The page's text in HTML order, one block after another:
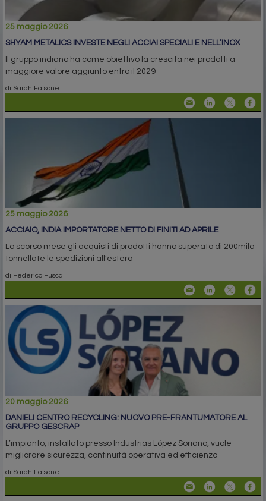
25 maggio 2026
SHYAM METALICS INVESTE NEGLI ACCIAI SPECIALI E NELL’INOX
Il gruppo indiano ha come obiettivo la crescita nei prodotti a
maggiore valore aggiunto entro il 2029
di Sarah Falsone
25 maggio 2026
ACCIAIO, INDIA IMPORTATORE NETTO DI FINITI AD APRILE
Lo scorso mese gli acquisti di prodotti hanno superato di 200mila
tonnellate le spedizioni all'estero
di Federico Fusca
20 maggio 2026
DANIELI CENTRO RECYCLING: NUOVO PRE-FRANTUMATORE AL
GRUPPO GESCRAP
L’impianto, installato presso Industrias López Soriano, vuole
migliorare sicurezza, continuità operativa ed efficienza
di Sarah Falsone